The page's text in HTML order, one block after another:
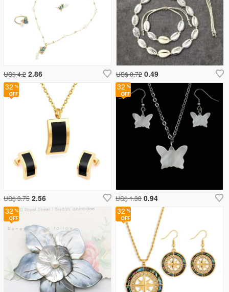
US$ 0.72 0.49
32
US$ 1.38 0.94
US$ 4.2 2.86
32
32
US$ 3.75 2.56
32